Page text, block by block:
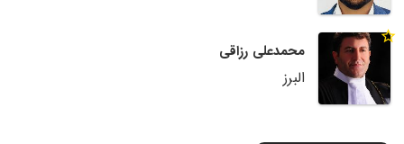
محمدعلی رزاقی
البرز